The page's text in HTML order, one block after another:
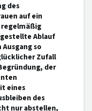
des
auf ein
regelmäßig
Ablauf
so
Zufall
der
eines
des
nur abstellen,